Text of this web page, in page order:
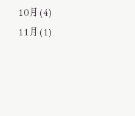
10月(4)
11月(1)